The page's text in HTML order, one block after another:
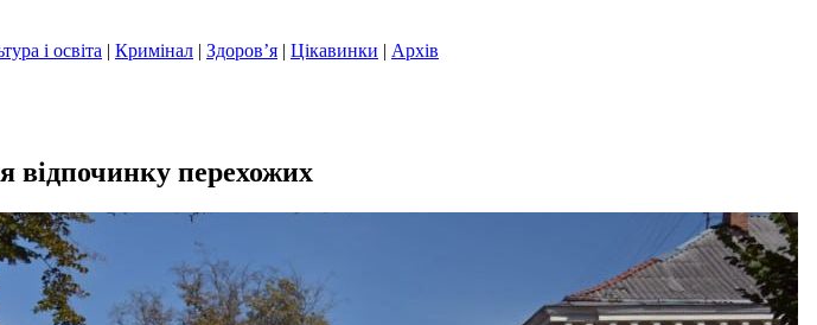
і освіта | Кримінал | Здоров’я | Цікавинки | Архів
перехожих